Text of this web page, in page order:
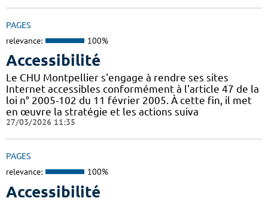
PAGES
relevance: 100%
Accessibilité
Le CHU Montpellier s'engage à rendre ses sites
Internet accessibles conformément à l'article 47 de la
loi n° 2005-102 du 11 février 2005. À cette fin, il met
en œuvre la stratégie et les actions suiva
27/03/2026 11:35
PAGES
relevance: 100%
Accessibilité